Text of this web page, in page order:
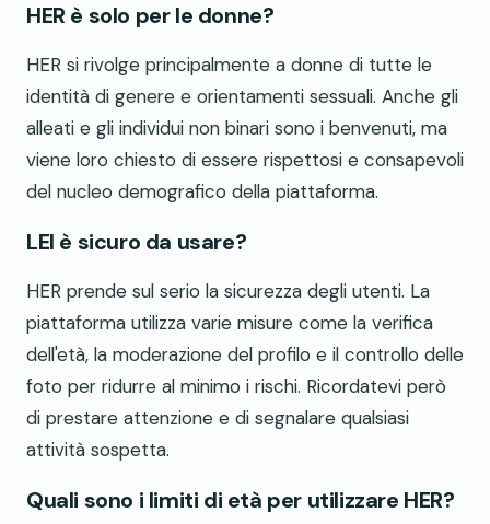
HER è solo per le donne?
HER si rivolge principalmente a donne di tutte le
identità di genere e orientamenti sessuali. Anche gli
alleati e gli individui non binari sono i benvenuti, ma
viene loro chiesto di essere rispettosi e consapevoli
del nucleo demografico della piattaforma.
LEI è sicuro da usare?
HER prende sul serio la sicurezza degli utenti. La
piattaforma utilizza varie misure come la verifica
dell'età, la moderazione del profilo e il controllo delle
foto per ridurre al minimo i rischi. Ricordatevi però
di prestare attenzione e di segnalare qualsiasi
attività sospetta.
Quali sono i limiti di età per utilizzare HER?